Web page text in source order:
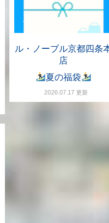
ル・ノーブル京都四条
店
夏の福袋
2026.07.17 更新